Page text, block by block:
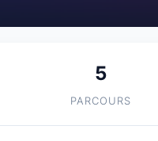
5
PARCOURS